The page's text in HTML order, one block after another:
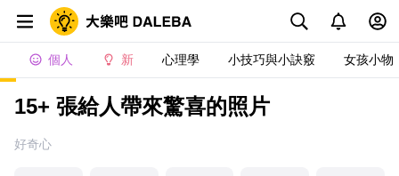
個人 新 心理學 小技巧與小訣竅 女孩小物
15+ 張給人帶來驚喜的照片
好奇心